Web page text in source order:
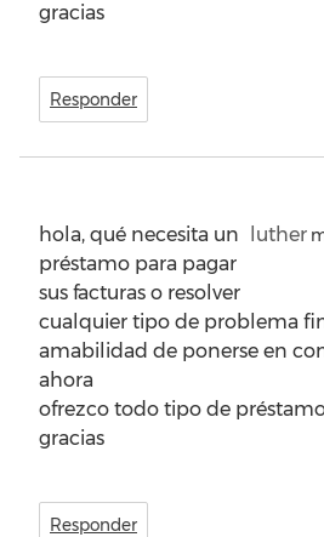
gracias
Responder
luther
hola, qué necesita un
préstamo para pagar
sus facturas o resolver
cualquier tipo de problema
amabilidad de ponerse en
ahora
ofrezco todo tipo de
gracias
Responder